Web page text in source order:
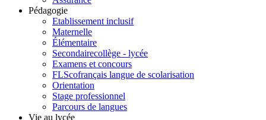
Pédagogie
Etablissement inclusif
Maternelle
Élémentaire
Secondairecollège - lycée
Examens et concours
FLScofrançais langue de scolarisation
Orientation
Stage professionnel
Parcours de langues
Vie au lycée